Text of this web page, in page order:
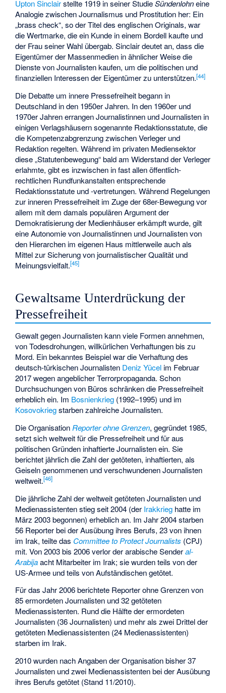
Upton Sinclairstellte 1919 in seiner StudieSündenlohneine
Analogie zwischen Journalismus und Prostitution her: Ein
„brass check“, so der Titel des englischen Originals, war
die Wertmarke, die ein Kunde in einem Bordell kaufte und
der Frau seiner Wahl übergab. Sinclair deutet an, dass die
Eigentümer der Massenmedien in ähnlicher Weise die
Dienste von Journalisten kaufen, um die politischen und
finanziellen Interessen der Eigentümer zu unterstützen.[44]
Die Debatte um innere Pressefreiheit begann in
Deutschland in den 1950er Jahren. In den 1960er und
1970er Jahren errangen Journalistinnen und Journalisten in
einigen Verlagshäusern sogenannte Redaktionsstatute, die
die Kompetenzabgrenzung zwischen Verleger und
Redaktion regelten. Während im privaten Mediensektor
diese „Statutenbewegung“ bald am Widerstand der Verleger
erlahmte, gibt es inzwischen in fast allen öffentlich-
rechtlichen Rundfunkanstalten entsprechende
Redaktionsstatute und -vertretungen. Während Regelungen
zur inneren Pressefreiheit im Zuge der 68er-Bewegung vor
allem mit dem damals populären Argument der
Demokratisierung der Medienhäuser erkämpft wurde, gilt
eine Autonomie von Journalistinnen und Journalisten von
den Hierarchen im eigenen Haus mittlerweile auch als
Mittel zur Sicherung von journalistischer Qualität und
Meinungsvielfalt.[45]
Gewaltsame Unterdrückung der
Pressefreiheit
Gewalt gegen Journalisten kann viele Formen annehmen,
von Todesdrohungen, willkürlichen Verhaftungen bis zu
Mord. Ein bekanntes Beispiel war die Verhaftung des
deutsch-türkischen Journalisten Deniz Yücel im Februar
2017 wegen angeblicher Terrorpropaganda. Schon
Durchsuchungen von Büros schränken die Pressefreiheit
erheblich ein. Im Bosnienkrieg (1992–1995) und im
Kosovokriegstarben zahlreiche Journalisten.
Die Organisation Reporter ohne Grenzen, gegründet 1985,
setzt sich weltweit für die Pressefreiheit und für aus
politischen Gründen inhaftierte Journalisten ein. Sie
berichtet jährlich die Zahl der getöteten, inhaftierten, als
Geiseln genommenen und verschwundenen Journalisten
weltweit.[46]
Die jährliche Zahl der weltweit getöteten Journalisten und
Medienassistenten stieg seit 2004 (der Irakkrieg hatte im
März 2003 begonnen) erheblich an. Im Jahr 2004 starben
56 Reporter bei der Ausübung ihres Berufs, 23 von ihnen
im Irak, teilte das Committee to Protect Journalists (CPJ)
mit. Von 2003 bis 2006 verlor der arabische Senderal-
Arabijaacht Mitarbeiter im Irak; sie wurden teils von der
US-Armee und teils von Aufständischen getötet.
Für das Jahr 2006 berichtete Reporter ohne Grenzen von
85 ermordeten Journalisten und 32 getöteten
Medienassistenten. Rund die Hälfte der ermordeten
Journalisten (36 Journalisten) und mehr als zwei Drittel der
getöteten Medienassistenten (24 Medienassistenten)
starben im Irak.
2010 wurden nach Angaben der Organisation bisher 37
Journalisten und zwei Medienassistenten bei der Ausübung
ihres Berufs getötet (Stand 11/2010).